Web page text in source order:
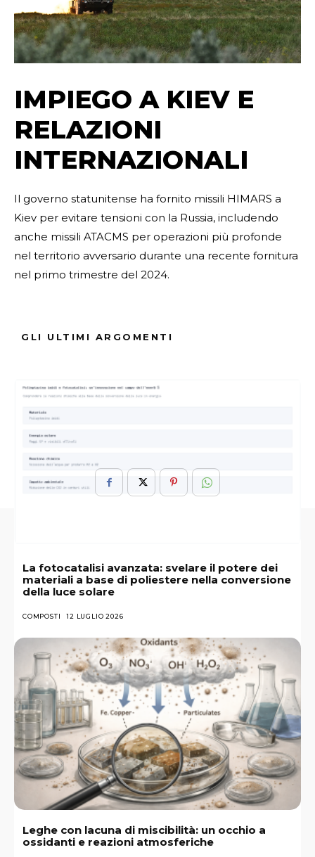
IMPIEGO A KIEV E
RELAZIONI
INTERNAZIONALI
Il governo statunitense ha fornito missili HIMARS a
Kiev per evitare tensioni con la Russia, includendo
anche missili ATACMS per operazioni più profonde
nel territorio avversario durante una recente fornitura
nel primo trimestre del 2024.
contesti internazionali
ARGOMENTI :
Serve
GLI ULTIMI ARGOMENTI
La fotocatalisi avanzata: svelare il potere dei
materiali a base di poliestere nella conversione
della luce solare
COMPOSTI 12 LUGLIO 2026
Leghe con lacuna di miscibilità: un occhio a
ossidanti e reazioni atmosferiche